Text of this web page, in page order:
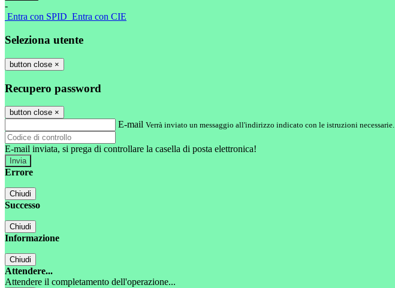
-
Entra con SPID Entra con CIE
Seleziona utente
button close ×
Recupero password
button close ×
E-mail Verrà inviato un messaggio all'indirizzo indicato con le istruzioni necessarie.
E-mail inviata, si prega di controllare la casella di posta elettronica!
Errore
Chiudi
Successo
Chiudi
Informazione
Chiudi
Attendere...
Attendere il completamento dell'operazione...